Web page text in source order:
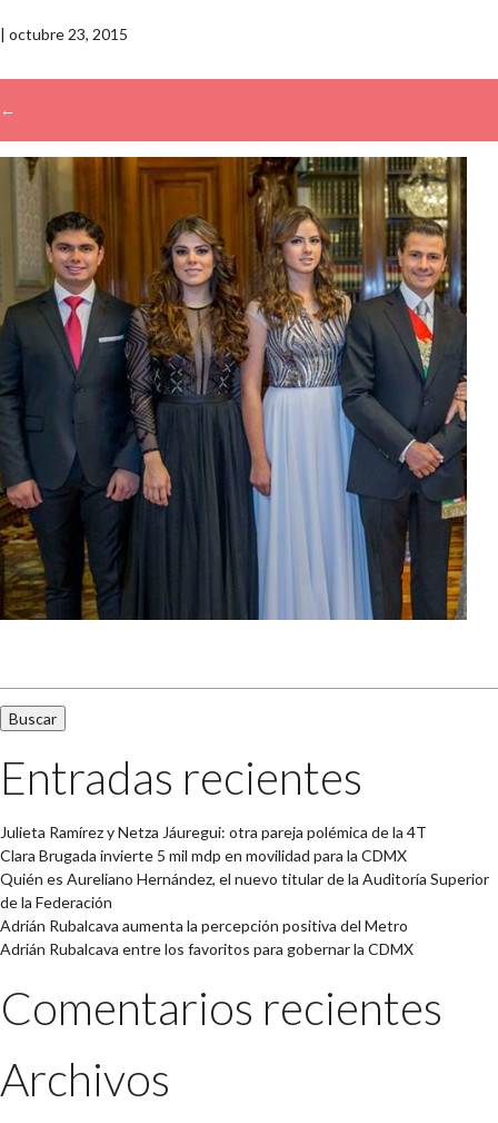
| octubre 23, 2015
←
Entradas recientes
Julieta Ramírez y Netza Jáuregui: otra pareja polémica de la 4T
Clara Brugada invierte 5 mil mdp en movilidad para la CDMX
Quién es Aureliano Hernández, el nuevo titular de la Auditoría Superior
de la Federación
Adrián Rubalcava aumenta la percepción positiva del Metro
Adrián Rubalcava entre los favoritos para gobernar la CDMX
Comentarios recientes
Archivos